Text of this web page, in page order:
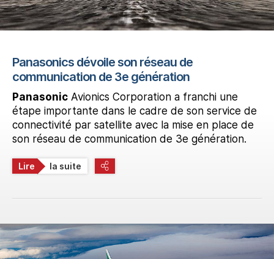
Panasonics dévoile son réseau de
communication de 3e génération
Panasonic Avionics Corporation a franchi une
étape importante dans le cadre de son service de
connectivité par satellite avec la mise en place de
son réseau de communication de 3e génération.
Lire la suite